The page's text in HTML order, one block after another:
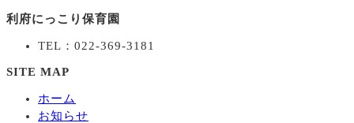
利府にっこり保育園
TEL：022-369-3181
SITE MAP
ホーム
お知らせ